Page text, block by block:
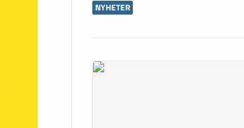
NYHETER